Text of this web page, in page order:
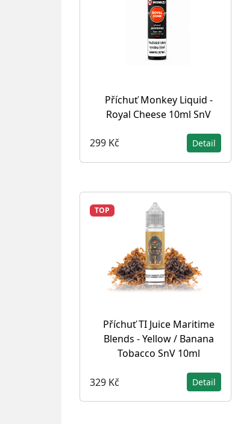
Příchuť Monkey Liquid -
Royal Cheese 10ml SnV
299 Kč Detail
TOP
Příchuť TI Juice Maritime
Blends - Yellow / Banana
Tobacco SnV 10ml
329 Kč Detail